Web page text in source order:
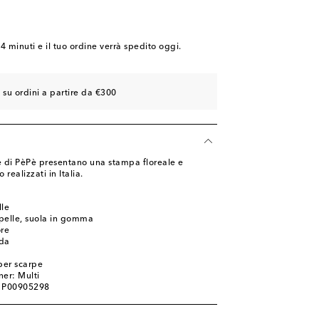
minuti e il tuo ordine verrà spedito oggi.
ordini a partire da €300
PèPè presentano una stampa floreale e
realizzati in Italia.
suola in gomma
scarpe
Multi